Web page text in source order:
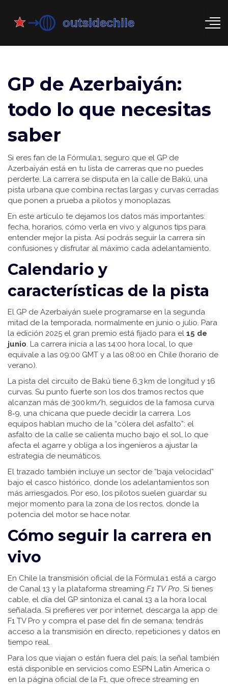
GP de Azerbaiyán:
todo lo que necesitas
saber
Si eres fan de la Fórmula 1, seguro que el GP de
Azerbaiyán está en tu lista de carreras que no puedes
perderte. La carrera se disputa en la calle de Bakú, una
pista urbana que combina rectas largas y curvas cerradas
que ponen a prueba a pilotos y monoplazas.
En este artículo te dejamos los datos más importantes:
fecha, horarios, cómo verla en vivo y algunos tips para
entender mejor la pista. Así podrás seguir la carrera sin
confusiones y disfrutar al máximo cada adelantamiento.
Calendario y
características de la pista
El GP de Azerbaiyán suele programarse en la segunda
mitad de la temporada, normalmente en junio o julio. Para
la edición 2025 el gran premio está fijado para el 15 de
junio. La carrera inicia a las 14:00 hora local, lo que
equivale a las 09:00 GMT y a las 08:00 en Chile (horario de
verano).
La pista del circuito de Bakú tiene 6,3 km de longitud y 16
curvas. Su punto fuerte son los dos tramos rectos que
alcanzan más de 300 km/h, seguidos de la famosa curva
8‑9, una chicana que puede decidir la carrera. Los
equipos hablan mucho de la “cólera del asfalto”: el
asfalto de la calle se calienta mucho bajo el sol, lo que
afecta el agarre y obliga a los ingenieros a ajustar la
estrategia de neumáticos.
El trazado también incluye un sector de “baja velocidad”
bajo el casco histórico, donde los adelantamientos son
más arriesgados. Por eso, los pilotos suelen guardar su
mejor momento para la zona de los rectos, donde la
potencia del motor se hace notar.
Cómo seguir la carrera en
vivo
En Chile la transmisión oficial de la Fórmula 1 está a cargo
de Canal 13 y la plataforma streaming F1 TV Pro. Si tienes
cable, el día del GP sintoniza el canal 13 a la hora local
señalada. Si prefieres ver por internet, descarga la app de
F1 TV Pro y compra el pase del fin de semana; tendrás
acceso a la transmisión en directo, repeticiones y datos en
tiempo real.
Para los que viajan o están fuera del país, la señal también
está disponible en servicios como ESPN Latin America o
en la página oficial de la F1, que ofrece streaming en